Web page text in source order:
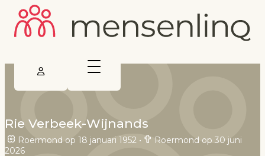
Rie Verbeek-Wijnands
Roermond op 18 januari 1952 •
Roermond op 30 juni
2026